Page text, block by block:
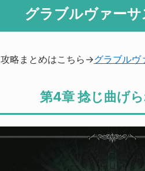
グラブルヴァー
攻略まとめはこちら→グラブルヴ
第4章 捻じ曲げ